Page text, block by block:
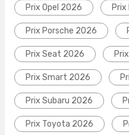
Prix Opel 2026
Prix Porsche 2026
Prix Seat 2026
Prix Smart 2026
Prix Subaru 2026
Prix Toyota 2026